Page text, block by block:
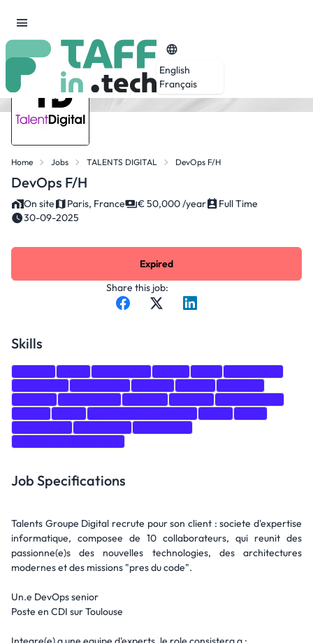
English
Français
Home Jobs TALENTS DIGITAL DevOps F/H
DevOps F/H
On site Paris, France € 50,000 /year
Full Time
30-09-2025
Share this job:
Expired
Skills
Job Specifications
Talents Groupe Digital recrute pour son client : societe d'expertise
informatique, composee de 10 collaborateurs, qui reunit des
passionne(e)s des nouvelles technologies, des architectures
modernes et des missions "pres du code".
Un.e DevOps senior
Poste en CDI sur Toulouse